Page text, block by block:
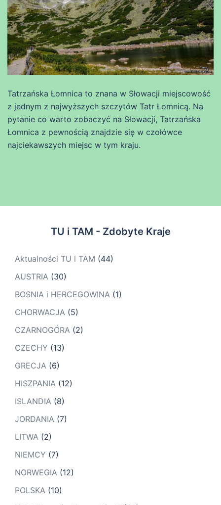
Tatrzańska Łomnica to znana w Słowacji miejscowość
z jednym z najwyższych szczytów Tatr Łomnicą. Na
pytanie co warto zobaczyć na Słowacji, Tatrzańska
Łomnica z pewnością znajdzie się w czołówce
najciekawszych miejsc w tym kraju.
TU i TAM - Zdobyte Kraje
Aktualności TU i TAM (44)
AUSTRIA (30)
BOSNIA i HERCEGOWINA (1)
CHORWACJA (5)
CZARNOGÓRA (2)
CZECHY (13)
GRECJA (6)
HISZPANIA (12)
ISLANDIA (8)
JORDANIA (7)
LITWA (2)
NIEMCY (7)
NORWEGIA (12)
POLSKA (10)